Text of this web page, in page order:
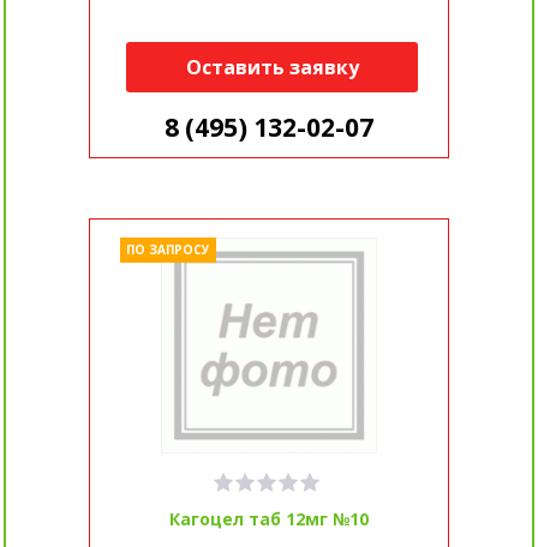
Оставить заявку
8 (495) 132-02-07
Кагоцел таб 12мг №10
ПО ЗАПРОСУ